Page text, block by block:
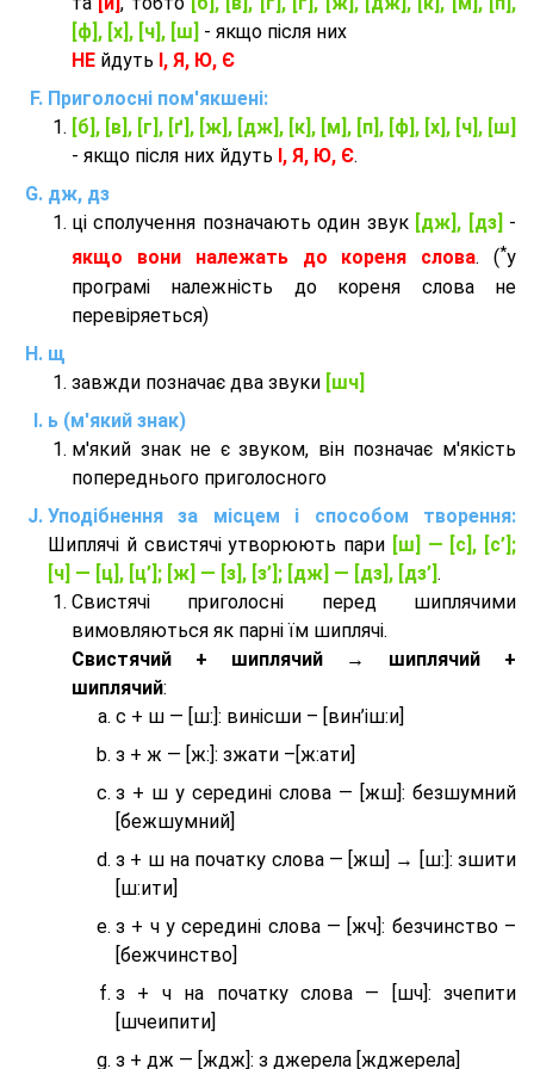
[ф], [х], [ч], [ш] - якщо після них
НЕ йдуть І, Я, Ю, Є
Приголосні пом'якшені:
[б], [в], [г], [ґ], [ж], [дж], [к], [м], [п], [ф], [х], [ч], [ш]
- якщо після них йдуть І, Я, Ю, Є.
дж, дз
ці сполучення позначають один звук [дж], [дз] -
якщо вони належать до кореня слова. (*у
програмі належність до кореня слова не
перевіряеться)
щ
завжди позначає два звуки [шч]
ь (м'який знак)
м'який знак не є звуком, він позначає м'якість
попереднього приголосного
Уподібнення за місцем і способом творення:
Шиплячі й свистячі утворюють пари [ш] — [c], [с’];
[ч] — [ц], [ц’]; [ж] — [з], [з’]; [дж] — [дз], [дз’] .
Свистячі приголосні перед шиплячими
вимовляються як парні їм шиплячі.
Cвистячий + шиплячий → шиплячий +
шиплячий:
с + ш — [ш:]: винісши – [вин’іш:и]
з + ж — [ж:]: зжати –[ж:ати]
з + ш у середині слова — [жш]: безшумний
[бежшумний]
з + ш на початку слова — [жш] → [ш:]: зшити
[ш:ити]
з + ч у середині слова — [жч]: безчинство –
[бежчинство]
з + ч на початку слова — [шч]: зчепити
[шчеипити]
з + дж — [ждж]: з джерела [жджерела]